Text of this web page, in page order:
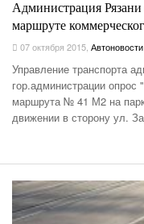
Администрация
маршруте
07 октября 2015,
Управление транспорта
гор.администрации опрос
маршрута № 41 М2 на
движении в сторону ул.